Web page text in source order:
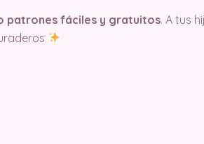
patrones fáciles y gratuitos. A tus